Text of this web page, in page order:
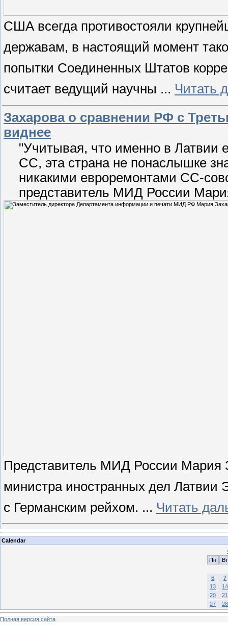
США всегда противостояли
державам, в настоящий момент
попытки Соединенных Штатов
считает ведущий научны ... Читать
Захарова о сравнении РФ с
виднее
"Учитывая, что именно в
СС, эта страна не понаслышке
никакими евроремонтами СС-
представитель МИД России
Представитель МИД России Мария
министра иностранных дел Латвии
с Германским рейхом. ... Читать
Calendar
Пн
Вт
6
7
13
14
20
21
27
28
Полная версия сайта